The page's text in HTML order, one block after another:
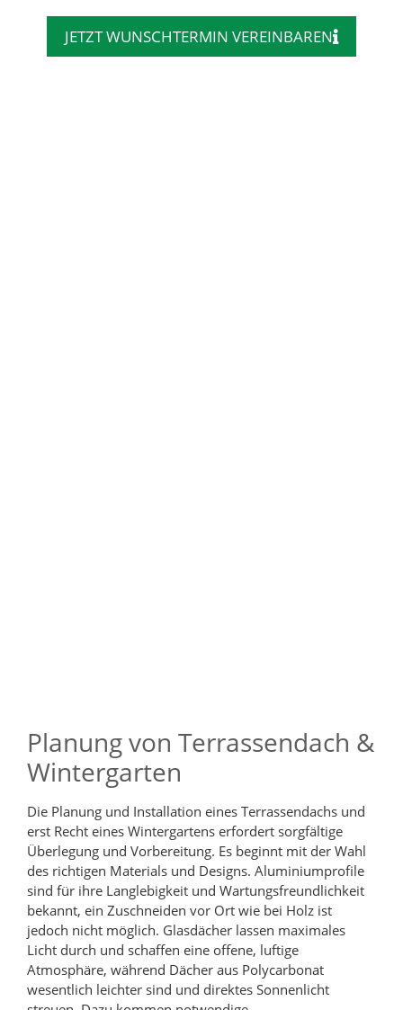
JETZT WUNSCHTERMIN VEREINBAREN
Planung von Terrassendach &
Wintergarten
Die Planung und Installation eines Terrassendachs und
erst Recht eines Wintergartens erfordert sorgfältige
Überlegung und Vorbereitung. Es beginnt mit der Wahl
des richtigen Materials und Designs. Aluminiumprofile
sind für ihre Langlebigkeit und Wartungsfreundlichkeit
bekannt, ein Zuschneiden vor Ort wie bei Holz ist
jedoch nicht möglich. Glasdächer lassen maximales
Licht durch und schaffen eine offene, luftige
Atmosphäre, während Dächer aus Polycarbonat
wesentlich leichter sind und direktes Sonnenlicht